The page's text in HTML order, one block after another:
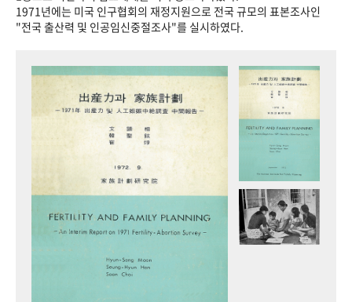
1971년에는 미국 인구협회의 재정지원으로 전국 규모의 표본조사인
"전국 출산력 및 인공임신중절조사"를 실시하였다.